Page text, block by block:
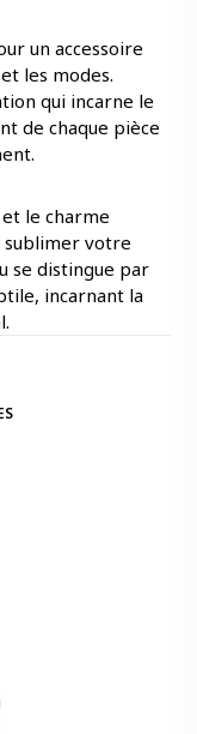
un accessoire
les modes.
qui incarne le
de chaque pièce
et le charme
sublimer votre
se distingue par
incarnant la